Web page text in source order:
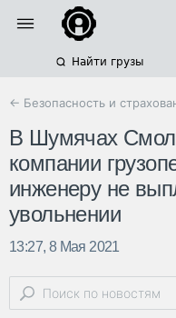
Найти грузы
← Безопасность и
В Шумячах
компании
инженеру не
увольнении
13:27, 8 Мая 2021